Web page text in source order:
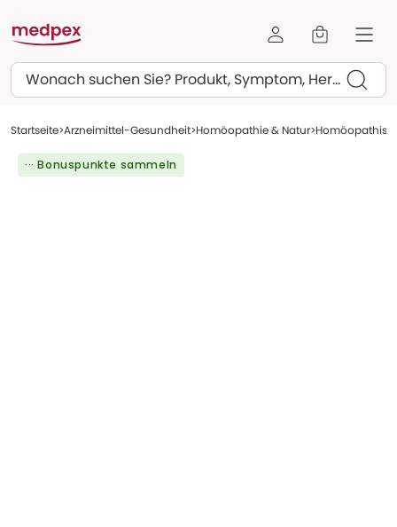
Suchen
Startseite Arzneimittel-Gesundheit Homöopathie & Natur
··· Bonuspunkte sammeln